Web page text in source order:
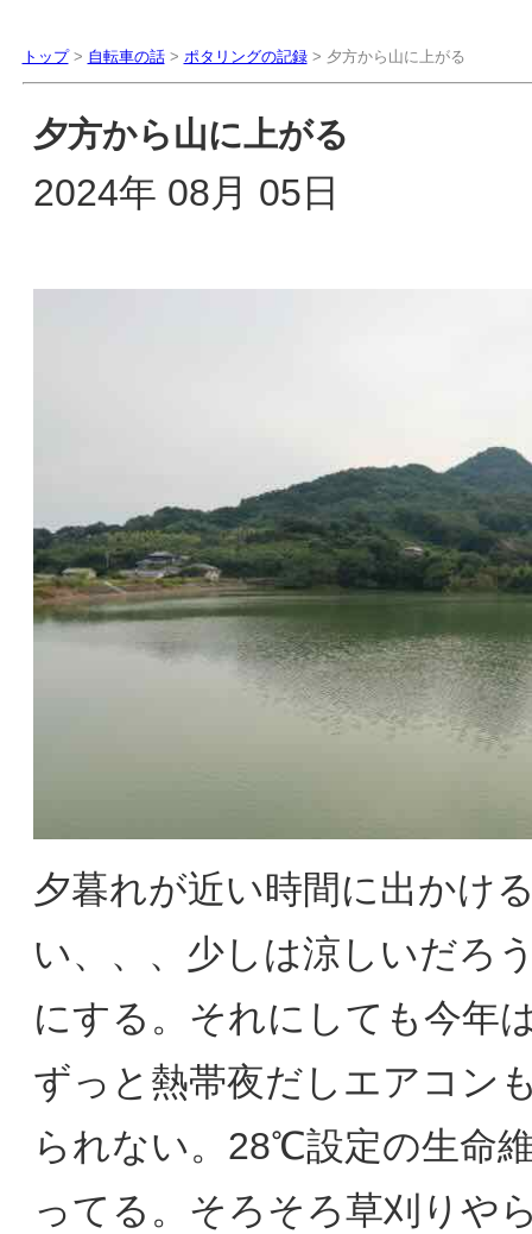
トップ> 自転車の話> ポタリングの記録> 夕方から山に上がる
夕方から山に上がる
2024年 08月 05日
夕暮れが近い時間に出かけ
い、、、少しは涼しいだろ
にする。それにしても今年
ずっと熱帯夜だしエアコン
られない。28℃設定の生命
ってる。そろそろ草刈りや